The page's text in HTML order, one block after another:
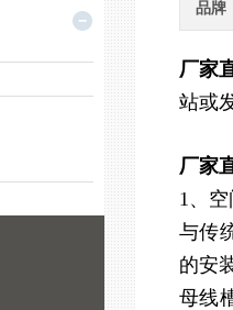
品牌
厂家
站或
厂家
1、
与传
的安
母线